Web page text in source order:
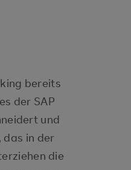
bereits
der SAP
und
das in der
die